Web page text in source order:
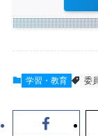
学習・教育 委